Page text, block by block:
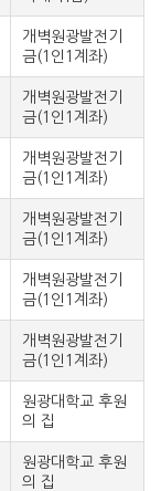
개벽원광발전기
금(1인1계좌)
개벽원광발전기
금(1인1계좌)
개벽원광발전기
금(1인1계좌)
개벽원광발전기
금(1인1계좌)
개벽원광발전기
금(1인1계좌)
개벽원광발전기
금(1인1계좌)
원광대학교 후원
의 집
원광대학교 후원
의 집